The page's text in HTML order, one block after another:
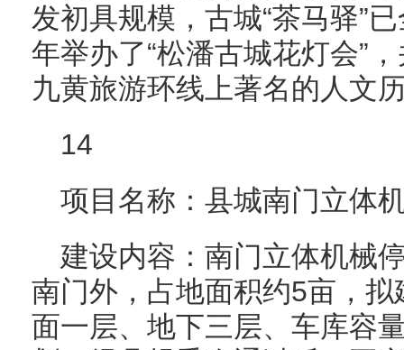
发初具规模，古城“茶马驿”
年举办了“松潘古城花灯会”
九黄旅游环线上著名的人文
14
项目名称：县城南门立体
建设内容：南门立体机械
南门外，占地面积约5亩，
面一层、地下三层、车库容